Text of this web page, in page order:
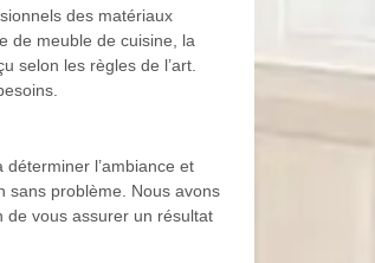
des matériaux
de meuble de cuisine, la
selon les règles de l’art.
l’ambiance et
sans problème. Nous avons
de vous assurer un résultat